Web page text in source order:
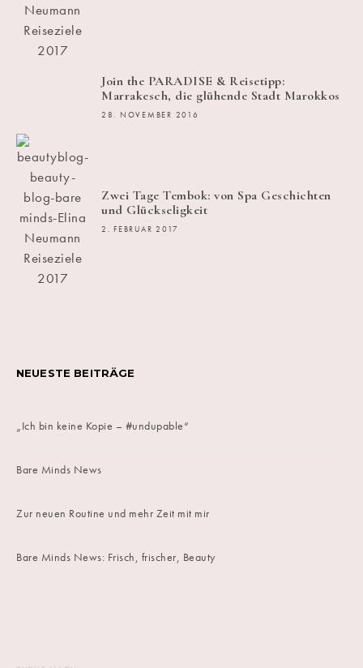
Join the PARADISE & Reisetipp:
Marrakesch, die glühende Stadt Marokkos
28. NOVEMBER 2016
Zwei Tage Tembok: von Spa Geschichten
und Glückseligkeit
2. FEBRUAR 2017
NEUESTE BEITRÄGE
„Ich bin keine Kopie – #undupable“
Bare Minds News
Zur neuen Routine und mehr Zeit mit mir
Bare Minds News: Frisch, frischer, Beauty